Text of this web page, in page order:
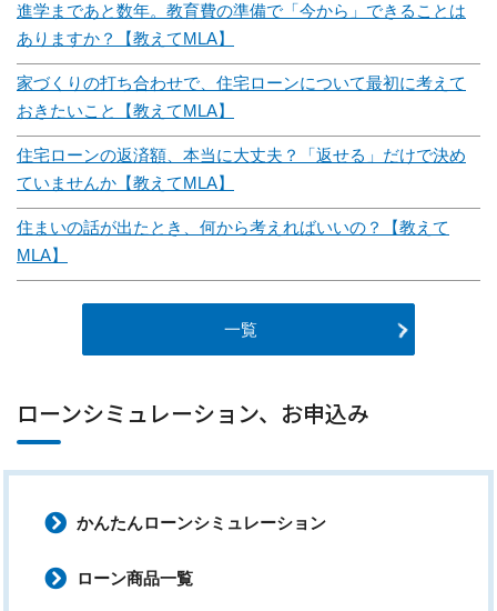
進学まであと数年。教育費の準備で「今から」できることは
ありますか？【教えてMLA】
家づくりの打ち合わせで、住宅ローンについて最初に考えて
おきたいこと【教えてMLA】
住宅ローンの返済額、本当に大丈夫？「返せる」だけで決め
ていませんか【教えてMLA】
住まいの話が出たとき、何から考えればいいの？【教えて
MLA】
一覧
ローンシミュレーション、お申込み
かんたんローンシミュレーション
ローン商品一覧